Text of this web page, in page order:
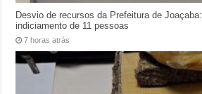
Desvio de recursos da Prefeitura de
indiciamento de 11 pessoas
7 horas atrás